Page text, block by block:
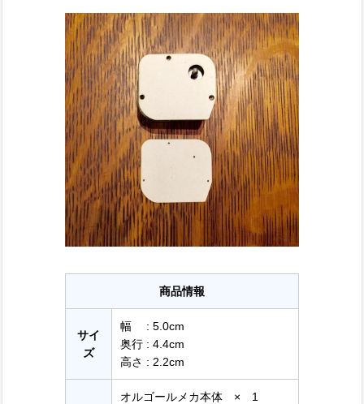
商品情報
サイ
ズ
幅 : 5.0cm
奥行 : 4.4cm
高さ : 2.2cm
オルゴールメカ本体 × 1